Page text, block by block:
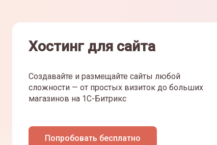
Хостинг для сайта
Создавайте и размещайте сайты любой
сложности — от простых визиток до больших
магазинов на 1С-Битрикс
Попробовать бесплатно